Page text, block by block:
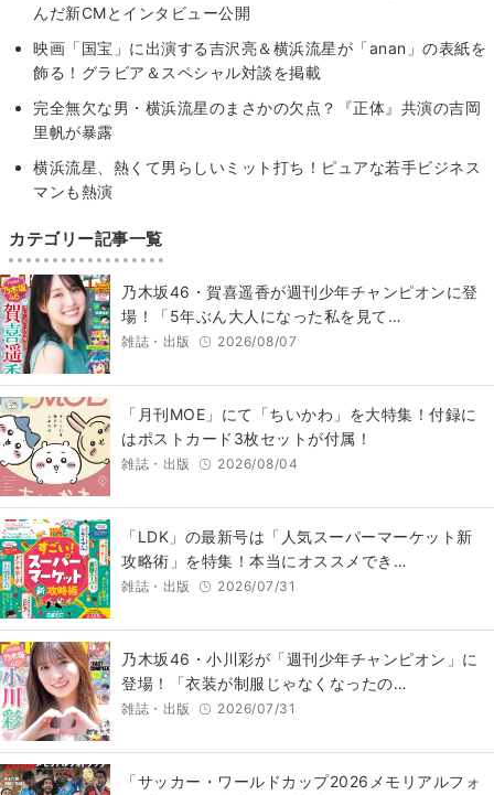
んだ新CMとインタビュー公開
映画「国宝」に出演する吉沢亮＆横浜流星が「anan」の表紙を
飾る！グラビア＆スペシャル対談を掲載
完全無欠な男・横浜流星のまさかの欠点？『正体』共演の吉岡
里帆が暴露
横浜流星、熱くて男らしいミット打ち！ピュアな若手ビジネス
マンも熱演
カテゴリー記事一覧
乃木坂46・賀喜遥香が週刊少年チャンピオンに登
場！「5年ぶん大人になった私を見て…
雑誌・出版 2026/08/07
「月刊MOE」にて「ちいかわ」を大特集！付録に
はポストカード3枚セットが付属！
雑誌・出版 2026/08/04
「LDK」の最新号は「人気スーパーマーケット新
攻略術」を特集！本当にオススメでき…
雑誌・出版 2026/07/31
乃木坂46・小川彩が「週刊少年チャンピオン」に
登場！「衣装が制服じゃなくなったの…
雑誌・出版 2026/07/31
「サッカー・ワールドカップ2026メモリアルフォ